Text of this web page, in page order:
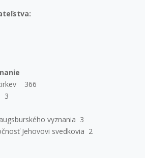
366
3
vyznania 3
Jehovovi svedkovia 2